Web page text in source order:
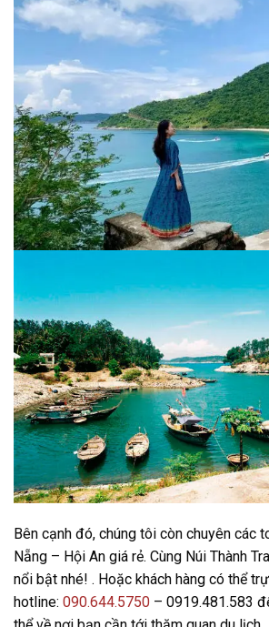
Bên cạnh đó, chúng tôi còn chuyên các
Nẵng – Hội An giá rẻ. Cùng Núi Thành
nổi bật nhé! . Hoặc khách hàng có thể
hotline: 090.644.5750– 0919.481.583